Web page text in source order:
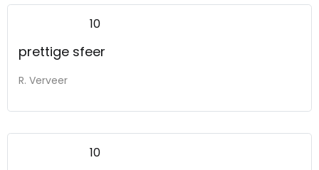
10
prettige sfeer
R. Verveer
10